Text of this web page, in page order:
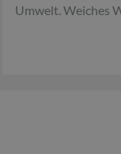
Umwelt. Weiches